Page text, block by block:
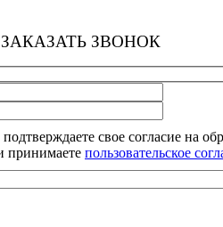
ЗАКАЗАТЬ ЗВОНОК
свое согласие на
принимаете пользовательское